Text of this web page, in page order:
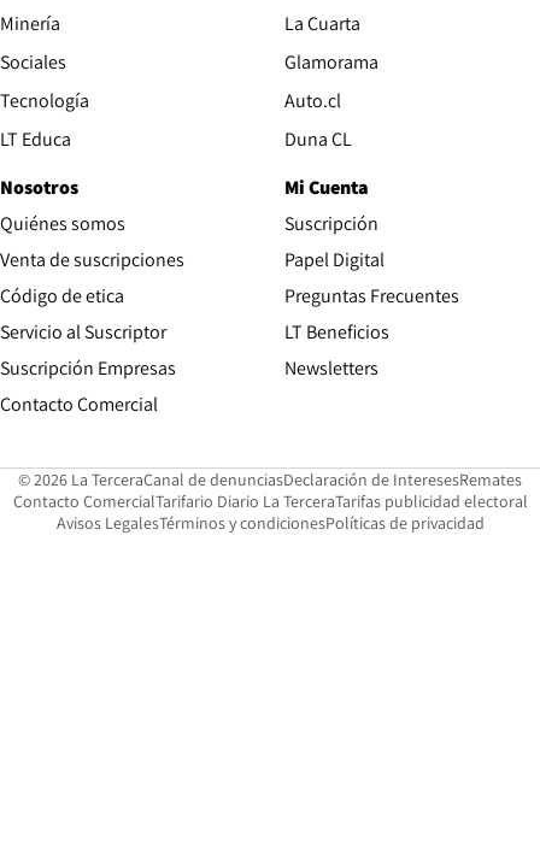
Minería
Sociales
Tecnología
LT Educa
La Cuarta
Glamorama
Auto.cl
Duna CL
Nosotros
Quiénes somos
Venta de suscripciones
Código de etica Opens in new window
Servicio al Suscriptor
Suscripción Empresas
Contacto Comercial
Mi Cuenta
Suscripción
Papel Digital
Preguntas Frecuentes
LT Beneficios
Newsletters
© 2026 La TerceraCanal de denunciasOpens in new window
Declaración de InteresesOpens in
Remates
Contacto ComercialOpens in new window
Tarifario Diario La TerceraOpens in new window
Tarifas publicidad electoral
Avisos LegalesOpens in new window
Términos y condicionesPolíticas de privacidad